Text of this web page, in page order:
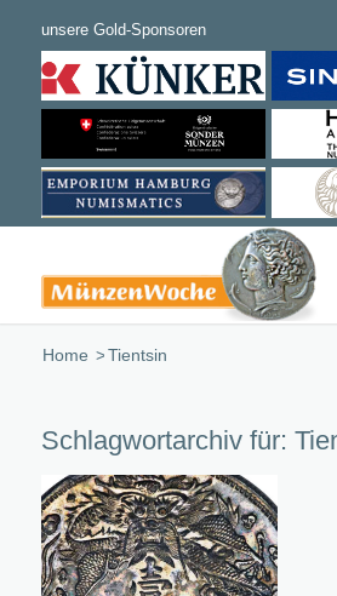
Home /Tientsin
Schlagwortarchiv für: